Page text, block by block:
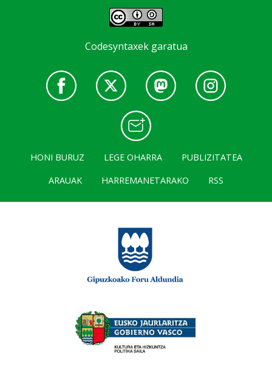
Codesyntaxek garatua
HONI BURUZ LEGE OHARRA
PUBLIZITATEA
ARAUAK
HARREMANETARAKO RSS